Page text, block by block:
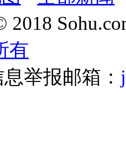
2018
有
举报邮箱：